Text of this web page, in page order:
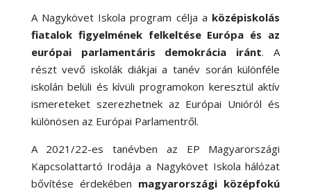
A Nagykövet Iskola program célja a középiskolás
fiatalok figyelmének felkeltése Európa és az
európai parlamentáris demokrácia iránt. A
részt vevő iskolák diákjai a tanév során különféle
iskolán belüli és kívüli programokon keresztül aktív
ismereteket szerezhetnek az Európai Unióról és
különösen az Európai Parlamentről.
A 2021/22-es tanévben az EP Magyarországi
Kapcsolattartó Irodája a Nagykövet Iskola hálózat
bővítése érdekében magyarországi középfokú